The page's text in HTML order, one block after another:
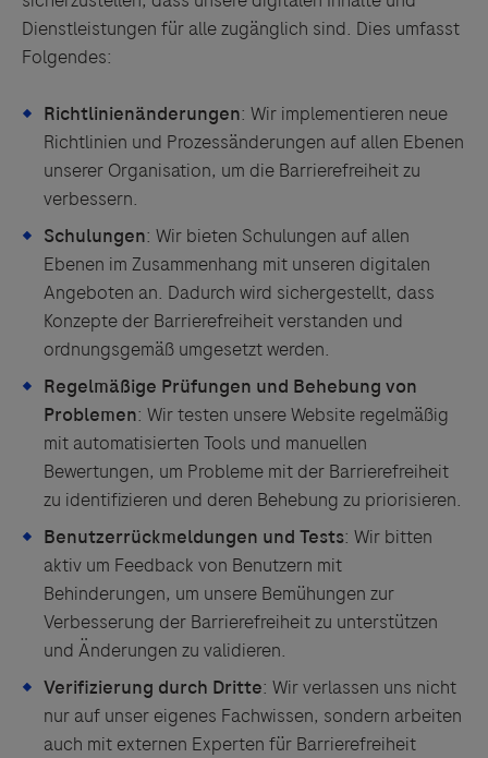
Dienstleistungen für alle zugänglich sind. Dies umfasst
Folgendes:
Richtlinienänderungen: Wir implementieren neue
Richtlinien und Prozessänderungen auf allen Ebenen
unserer Organisation, um die Barrierefreiheit zu
verbessern.
Schulungen: Wir bieten Schulungen auf allen
Ebenen im Zusammenhang mit unseren digitalen
Angeboten an. Dadurch wird sichergestellt, dass
Konzepte der Barrierefreiheit verstanden und
ordnungsgemäß umgesetzt werden.
Regelmäßige Prüfungen und Behebung von
Problemen: Wir testen unsere Website regelmäßig
mit automatisierten Tools und manuellen
Bewertungen, um Probleme mit der Barrierefreiheit
zu identifizieren und deren Behebung zu priorisieren.
Benutzerrückmeldungen und Tests: Wir bitten
aktiv um Feedback von Benutzern mit
Behinderungen, um unsere Bemühungen zur
Verbesserung der Barrierefreiheit zu unterstützen
und Änderungen zu validieren.
Verifizierung durch Dritte: Wir verlassen uns nicht
nur auf unser eigenes Fachwissen, sondern arbeiten
auch mit externen Experten für Barrierefreiheit
Links zu Websites Dritter werden im Sinne des
Servicegedankens angeboten. Der Herausgeber äußert
keine Meinung über den Inhalt von Websites Dritter und
lehnt ausdrücklich jegliche Verantwortung für
Drittinformationen und deren Verwendung ab.